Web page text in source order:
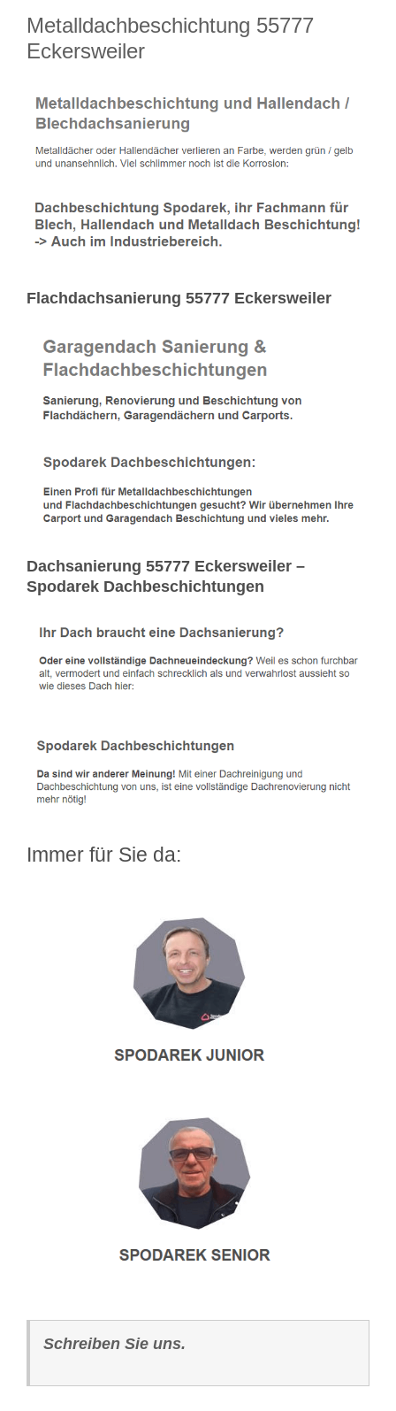
Metalldachbeschichtung 55777
Eckersweiler
Flachdachsanierung 55777 Eckersweiler
Dachsanierung 55777 Eckersweiler –
Spodarek Dachbeschichtungen
Immer für Sie da:
Schreiben Sie uns.